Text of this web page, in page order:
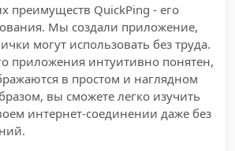
преимуществ QuickPing - его
Мы создали приложение,
могут использовать без труда.
приложения интуитивно понятен,
в простом и наглядном
вы сможете легко изучить
интернет-соединении даже без